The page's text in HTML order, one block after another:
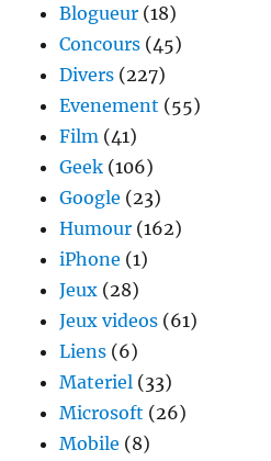
Blogueur (18)
Concours (45)
Divers (227)
Evenement (55)
Film (41)
Geek (106)
Google (23)
Humour (162)
iPhone (1)
Jeux (28)
Jeux videos (61)
Liens (6)
Materiel (33)
Microsoft (26)
Mobile (8)